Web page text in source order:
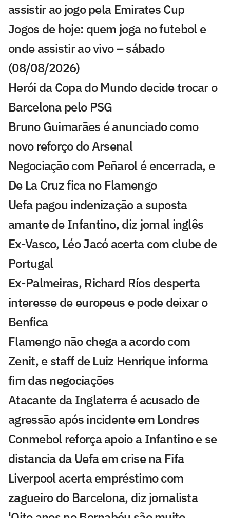
assistir ao jogo pela Emirates Cup
Jogos de hoje: quem joga no futebol e
onde assistir ao vivo – sábado
(08/08/2026)
Herói da Copa do Mundo decide trocar o
Barcelona pelo PSG
Bruno Guimarães é anunciado como
novo reforço do Arsenal
Negociação com Peñarol é encerrada, e
De La Cruz fica no Flamengo
Uefa pagou indenização a suposta
amante de Infantino, diz jornal inglês
Ex-Vasco, Léo Jacó acerta com clube de
Portugal
Ex-Palmeiras, Richard Ríos desperta
interesse de europeus e pode deixar o
Benfica
Flamengo não chega a acordo com
Zenit, e staff de Luiz Henrique informa
fim das negociações
Atacante da Inglaterra é acusado de
agressão após incidente em Londres
Conmebol reforça apoio a Infantino e se
distancia da Uefa em crise na Fifa
Liverpool acerta empréstimo com
zagueiro do Barcelona, diz jornalista